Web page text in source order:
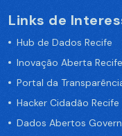
Links de
Hub de Dados Recife
Inovação Aberta Recife
Portal da
Hacker Cidadão Recife
Dados Abertos